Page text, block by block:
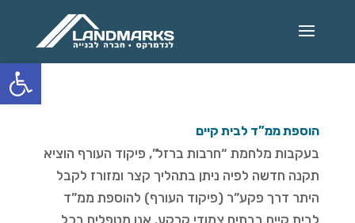
הוספת ממ”ד לבית קיים
בעקבות מלחמת “חרבות ברזל”, פיקוד העורף הוציא
תקנה חדשה לפיה ניתן בתהליך קצר ומזורז לקבל
היתר דרך פקע”ר (פיקוד העורף) להוספת ממ”ד
לבית קיים בבתים צמודי קרקע. אנו מטפלים בכל